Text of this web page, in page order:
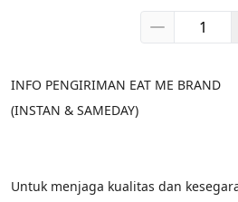
INFO PENGIRIMAN EAT ME BRAND
(INSTAN & SAMEDAY)
Untuk menjaga kualitas dan